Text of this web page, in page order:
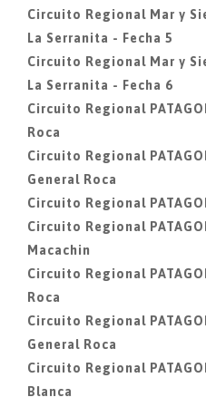
Circuito Regional Mar y
La Serranita - Fecha 5
Circuito Regional Mar y
La Serranita - Fecha 6
Circuito Regional
Roca
Circuito Regional
General Roca
Circuito Regional
Circuito Regional
Macachin
Circuito Regional
Roca
Circuito Regional
General Roca
Circuito Regional
Blanca